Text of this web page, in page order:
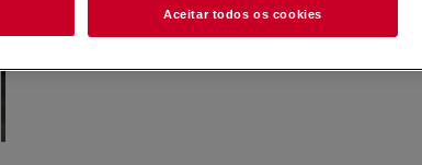
Aceitar todos os cookies